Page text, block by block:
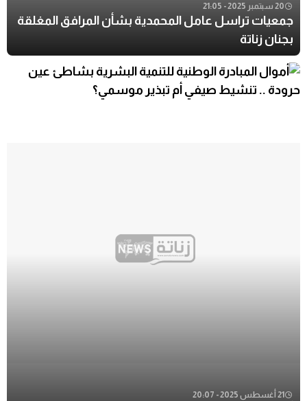
20 سبتمبر 2025 - 21:05
جمعيات تراسل عامل المحمدية بشأن المرافق المغلقة
بجنان زناتة
21 أغسطس 2025 - 20:07